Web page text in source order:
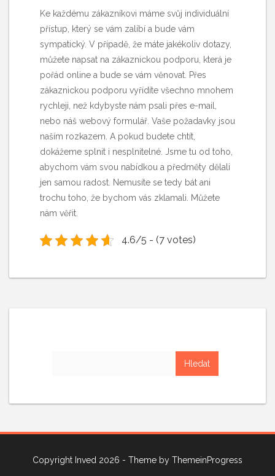
Ke každému zákazníkovi máme svůj individuální
přístup, který se vám zalíbí a bude vám
sympatický. V případě, že máte jakékoliv dotazy,
můžete napsat na zákaznickou podporu, která je
pořád online a bude se vám věnovat. Přes
zákaznickou podporu vyřídíte všechno mnohem
rychleji, než kdybyste nám psali přes e-mail,
nebo náš webový formulář. Vaše požadavky jsou
naším rozkazem. A pokud budete chtít,
dokážeme splnit i nesplnitelné. Jsme tu od toho,
abychom vám svou nabídkou a předměty dělali
jen samou radost. Nemusíte se tedy bát ani
trochu toho, že bychom vás zklamali. Můžete
nám věřit.
4.6/5 - (7 votes)
Copyright Inved 2026 - Theme by ThemeinProgress